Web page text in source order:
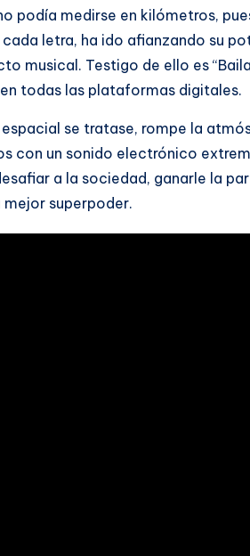
podía medirse en kilómetros,
letra, ha ido afianzando su
musical. Testigo de ello es
todas las plataformas digitales.
se tratase, rompe la
con un sonido electrónico
a la sociedad, ganarle la
mejor superpoder.